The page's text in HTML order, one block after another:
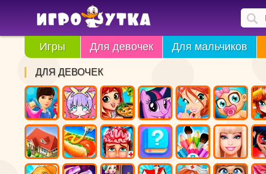
Игры Для девочек Для мальчиков
ДЛЯ ДЕВОЧЕК